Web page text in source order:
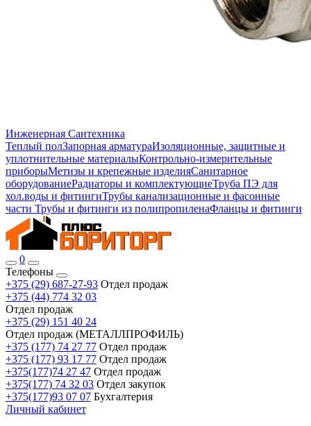
Инженерная Сантехника
Теплый полЗапорная арматураИзоляционные, защитные и
уплотнительные материалыКонтрольно-измерительные
приборыМетизы и крепежные изделияСанитарное
оборудованиеРадиаторы и комплектующиеТруба ПЭ для
хол.воды и фитингиТрубы канализационные и фасонные
части Трубы и фитинги из полипропиленаФланцы и фитинги
0
Телефоны
+375 (29) 687-27-93 Отдел продаж
+375 (44) 774 32 03
Отдел продаж
+375 (29) 151 40 24
Отдел продаж (МЕТАЛЛПРОФИЛЬ)
+375 (177) 74 27 77 Отдел продаж
+375 (177) 93 17 77 Отдел продаж
+375(177)74 27 47 Отдел продаж
+375(177) 74 32 03 Отдел закупок
+375(177)93 07 07 Бухгалтерия
Личный кабинет